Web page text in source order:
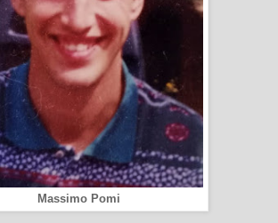
Massimo Pomi